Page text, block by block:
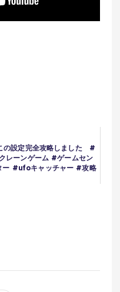
の設定完全攻略しました #
クレーンゲーム #ゲームセン
ー #ufoキャッチャー #攻略